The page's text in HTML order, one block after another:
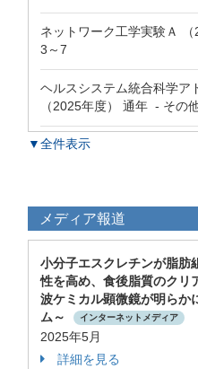
ネットワーク工学実験Ａ
3～7
ヘルスシステム統合科学ア
（2025年度） 通年 - その
▼全件表示
メディア報道
小分子エスクレチンが脂肪
性を高め、食後脂質のクリ
波ケミカル顕微鏡が明らか
ム～
インターネットメディア
2025年5月
詳細を見る